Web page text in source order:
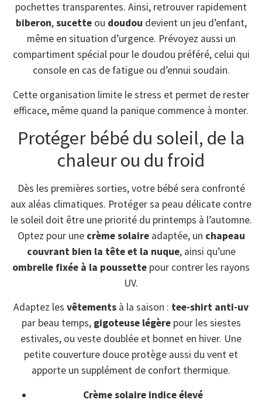
pochettes transparentes. Ainsi, retrouver rapidement
biberon,sucetteou doudou devient un jeu d’enfant,
même en situation d’urgence. Prévoyez aussi un
compartiment spécial pour le doudou préféré, celui qui
console en cas de fatigue ou d’ennui soudain.
Cette organisation limite le stress et permet de rester
efficace, même quand la panique commence à monter.
Protéger bébé du soleil, de la
chaleur ou du froid
Dès les premières sorties, votre bébé sera confronté
aux aléas climatiques. Protéger sa peau délicate contre
le soleil doit être une priorité du printemps à l’automne.
Optez pour une crème solaireadaptée, un chapeau
couvrant bien la tête et la nuque, ainsi qu’une
ombrelle fixée à la poussette pour contrer les rayons
UV.
Adaptez les vêtements à la saison : tee-shirt anti-uv
par beau temps, gigoteuse légèrepour les siestes
estivales, ou veste doublée et bonnet en hiver. Une
petite couverture douce protège aussi du vent et
apporte un supplément de confort thermique.
Crème solaire indice élevé